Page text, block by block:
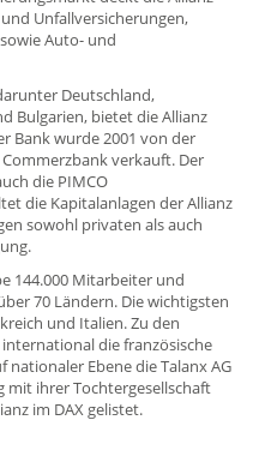
Unfallversicherungen,
Auto- und
Deutschland,
Bulgarien, bietet die Allianz
Bank wurde 2001 von der
verkauft. Der
die PIMCO
die Kapitalanlagen der Allianz
sowohl privaten als auch
144.000 Mitarbeiter und
70 Ländern. Die wichtigsten
und Italien. Zu den
die französische
nationaler Ebene die Talanx AG
mit ihrer Tochtergesellschaft
im DAX gelistet.